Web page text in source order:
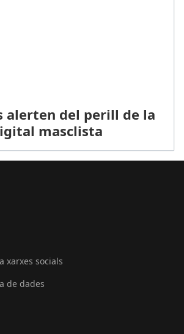
alerten del perill de la
masclista
xarxes socials
de dades